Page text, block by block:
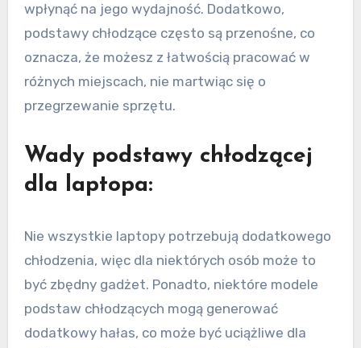
wpłynąć na jego wydajność. Dodatkowo,
podstawy chłodzące często są przenośne, co
oznacza, że możesz z łatwością pracować w
różnych miejscach, nie martwiąc się o
przegrzewanie sprzętu.
Wady podstawy chłodzącej
dla laptopa:
Nie wszystkie laptopy potrzebują dodatkowego
chłodzenia, więc dla niektórych osób może to
być zbędny gadżet. Ponadto, niektóre modele
podstaw chłodzących mogą generować
dodatkowy hałas, co może być uciążliwe dla